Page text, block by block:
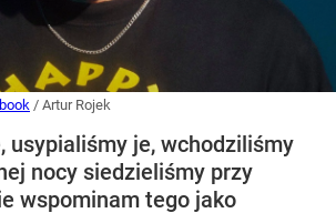
/ Artur Rojek
usypialiśmy je, wchodziliśmy
nocy siedzieliśmy przy
wspominam tego jako